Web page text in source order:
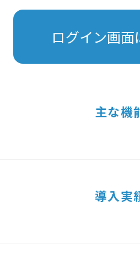
ログイン画面
主な機
導入実